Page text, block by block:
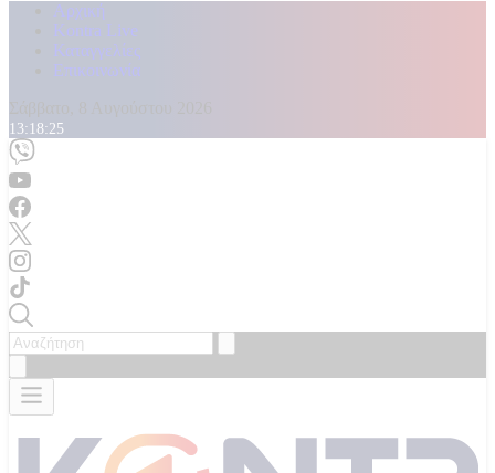
Αρχική
Kontra Live
Καταγγελίες
Επικοινωνία
13:18:27